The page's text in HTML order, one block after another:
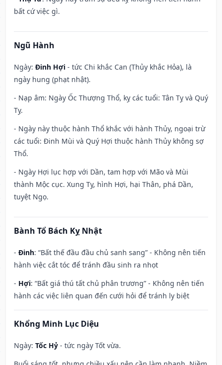
bất cứ việc gì.
Ngũ Hành
Ngày: Đinh Hợi - tức Chi khắc Can (Thủy khắc Hỏa), là
ngày hung (phạt nhật).
- Nạp âm: Ngày Ốc Thượng Thổ, kỵ các tuổi: Tân Tỵ và Quý
Tỵ.
- Ngày này thuộc hành Thổ khắc với hành Thủy, ngoại trừ
các tuổi: Đinh Mùi và Quý Hợi thuộc hành Thủy không sợ
Thổ.
- Ngày Hợi lục hợp với Dần, tam hợp với Mão và Mùi
thành Mộc cục. Xung Tỵ, hình Hợi, hại Thân, phá Dần,
tuyệt Ngọ.
Bành Tổ Bách Kỵ Nhật
- Đinh: “Bất thế đầu đầu chủ sanh sang” - Không nên tiến
hành việc cắt tóc để tránh đầu sinh ra nhọt
- Hợi: “Bất giá thú tất chủ phân trương” - Không nên tiến
hành các việc liên quan đến cưới hỏi để tránh ly biệt
Khổng Minh Lục Diệu
Ngày: Tốc Hỷ - tức ngày Tốt vừa.